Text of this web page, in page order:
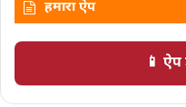
हमारा ऐप
📱